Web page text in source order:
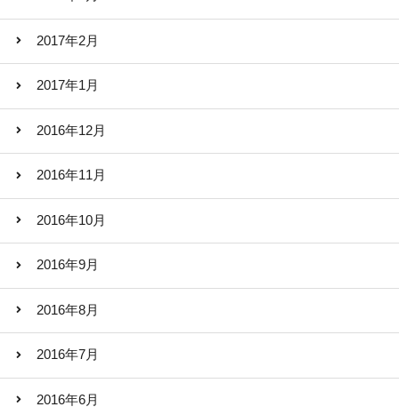
2017年2月
2017年1月
2016年12月
2016年11月
2016年10月
2016年9月
2016年8月
2016年7月
2016年6月